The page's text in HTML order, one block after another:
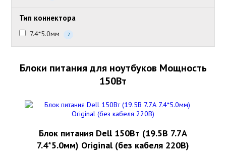
Тип коннектора
7.4*5.0мм 2
Блоки питания для ноутбуков Мощность
150Вт
Блок питания Dell 150Вт (19.5В 7.7А
7.4*5.0мм) Original (без кабеля 220В)